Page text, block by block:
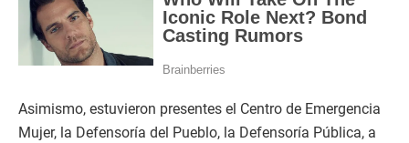
Asimismo, estuvieron presentes el Centro de Emergencia
Mujer, la Defensoría del Pueblo, la Defensoría Pública, a